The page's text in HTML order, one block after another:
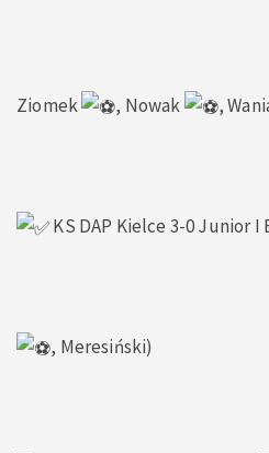
Ziomek , Nowak ,
KS DAP Kielce 3-0 Junior I
, Meresiński)